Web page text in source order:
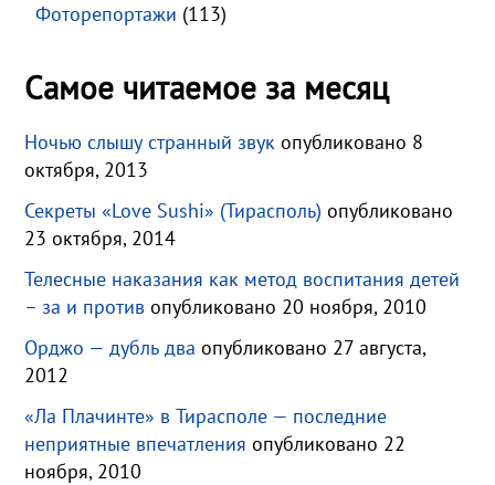
Фоторепортажи (113)
Самое читаемое за месяц
Ночью слышу странный звук опубликовано 8
октября, 2013
Секреты «Love Sushi» (Тирасполь) опубликовано
23 октября, 2014
Телесные наказания как метод воспитания детей
– за и против опубликовано 20 ноября, 2010
Орджо — дубль два опубликовано 27 августа,
2012
«Ла Плачинте» в Тирасполе — последние
неприятные впечатления опубликовано 22
ноября, 2010